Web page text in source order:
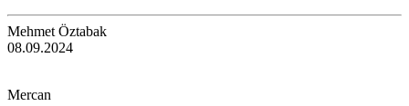
Mehmet Öztabak
08.09.2024
Mercan